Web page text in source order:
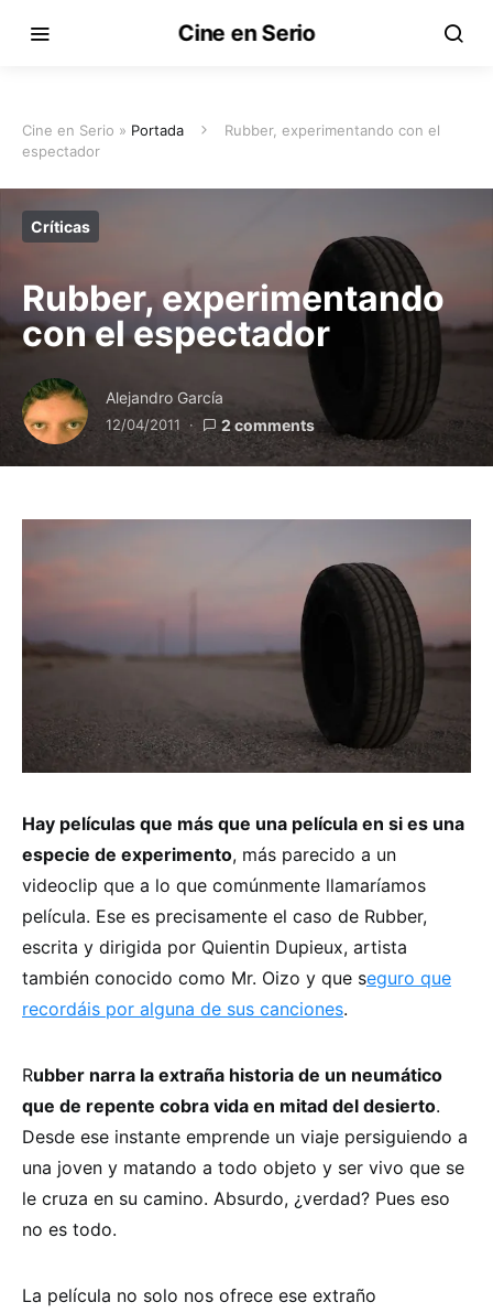
Cine en Serio
Cine en Serio » Portada
Rubber, experimentando con el
espectador
Críticas
Rubber, experimentando
con el espectador
Alejandro García
12/04/2011 2 comments
Hay películas que más que una película en si es una
especie de experimento, más parecido a un
videoclip que a lo que comúnmente llamaríamos
película. Ese es precisamente el caso de Rubber,
escrita y dirigida por Quientin Dupieux, artista
también conocido como Mr. Oizo y que seguro que
recordáis por alguna de sus canciones.
Rubber narra la extraña historia de un neumático
que de repente cobra vida en mitad del desierto.
Desde ese instante emprende un viaje persiguiendo a
una joven y matando a todo objeto y ser vivo que se
le cruza en su camino. Absurdo, ¿verdad? Pues eso
no es todo.
La película no solo nos ofrece ese extraño